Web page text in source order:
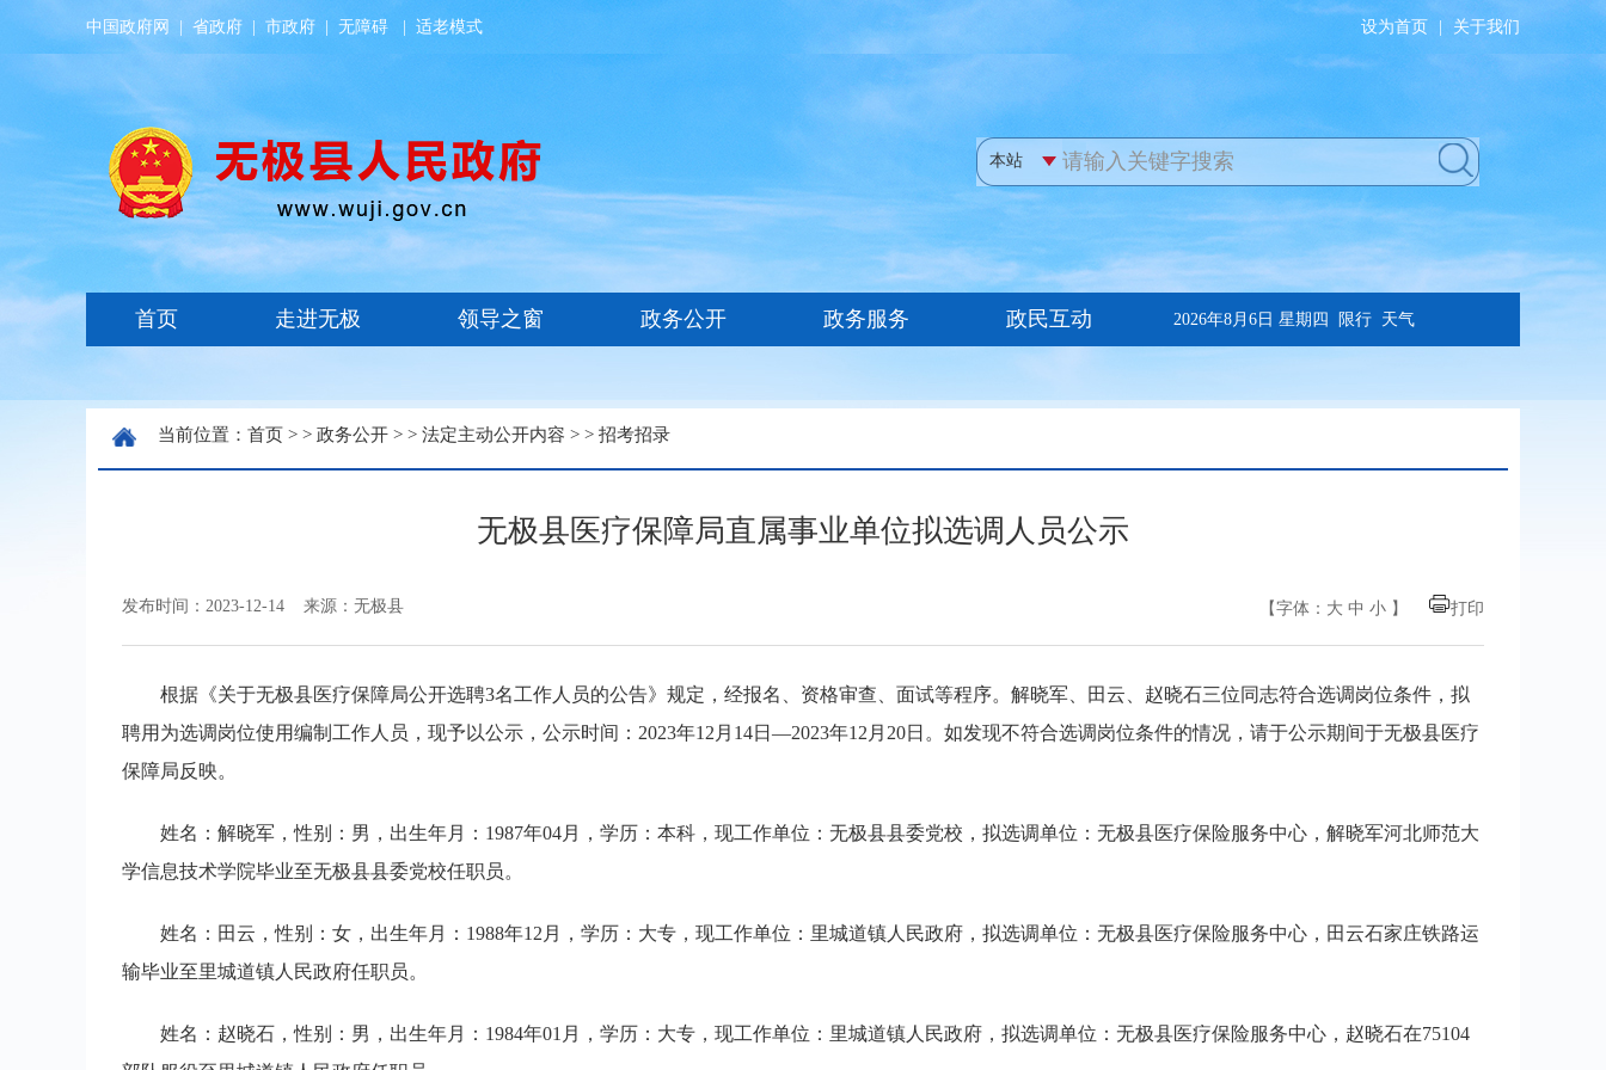
中国政府网 省政府 市政府 无障碍 适老模式 设为首页 关于我们
当前位置： 首页 > > 政务公开 > > 法定主动公开内容 > > 招考招录
无极县医疗保障局直属事业单位拟选调人员公示
发布时间：2023-12-14 来源：无极县 【字体： 大 中 小 】 打印
根据《关于无极县医疗保障局公开选聘3名工作人员的公告》规定，经报名、资格审查、面试等程序。解晓军、田云、赵晓石三位同志符合选调岗位条件，拟
聘用为选调岗位使用编制工作人员，现予以公示，公示时间：2023年12月14日—2023年12月20日。如发现不符合选调岗位条件的情况，请于公示期间于无极县医疗
保障局反映。
姓名：解晓军，性别：男，出生年月：1987年04月，学历：本科，现工作单位：无极县县委党校，拟选调单位：无极县医疗保险服务中心，解晓军河北师范大
学信息技术学院毕业至无极县县委党校任职员。
姓名：田云，性别：女，出生年月：1988年12月，学历：大专，现工作单位：里城道镇人民政府，拟选调单位：无极县医疗保险服务中心，田云石家庄铁路运
输毕业至里城道镇人民政府任职员。
姓名：赵晓石，性别：男，出生年月：1984年01月，学历：大专，现工作单位：里城道镇人民政府，拟选调单位：无极县医疗保险服务中心，赵晓石在75104